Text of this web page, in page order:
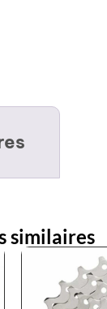
similaires